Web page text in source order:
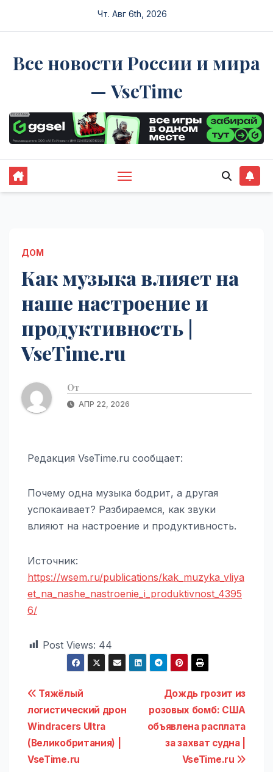
Чт. Авг 6th, 2026
Все новости России и мира
— VseTime
ДОМ
Как музыка влияет на
наше настроение и
продуктивность |
VseTime.ru
От
АПР 22, 2026
Редакция VseTime.ru сообщает:
Почему одна музыка бодрит, а другая
успокаивает? Разбираемся, как звуки
влияют на настроение и продуктивность.
Источник:
https://wsem.ru/publications/kak_muzyka_vliya
et_na_nashe_nastroenie_i_produktivnost_4395
6/
Post Views: 44
Навигация
по
записям
Дождь грозит из
розовых бомб: США
объявлена расплата
за захват судна |
VseTime.ru
Тяжёлый
логистический дрон
Windracers Ultra
(Великобритания) |
VseTime.ru